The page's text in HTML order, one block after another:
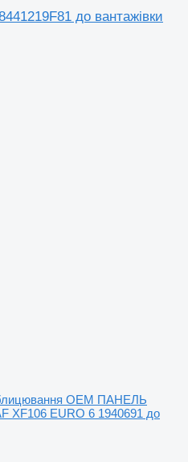
до вантажівки
OEM ПАНЕЛЬ
EURO 6 1940691 до